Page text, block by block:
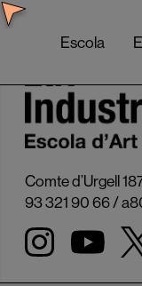
Escola
Comte d’Urgell
93 321 90 66 /